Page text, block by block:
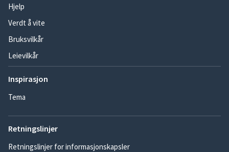
Hjelp
Verdt å vite
Bruksvilkår
Leievilkår
Inspirasjon
Tema
Retningslinjer
Retningslinjer for informasjonskapsler